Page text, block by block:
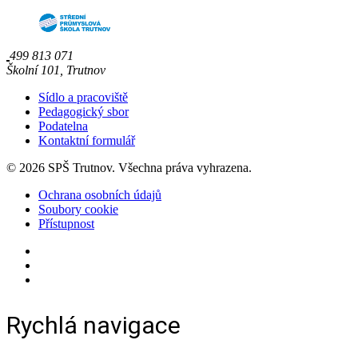
499 813 071
Školní 101, Trutnov
Sídlo a pracoviště
Pedagogický sbor
Podatelna
Kontaktní formulář
© 2026 SPŠ Trutnov. Všechna práva vyhrazena.
Ochrana osobních údajů
Soubory cookie
Přístupnost
Rychlá navigace